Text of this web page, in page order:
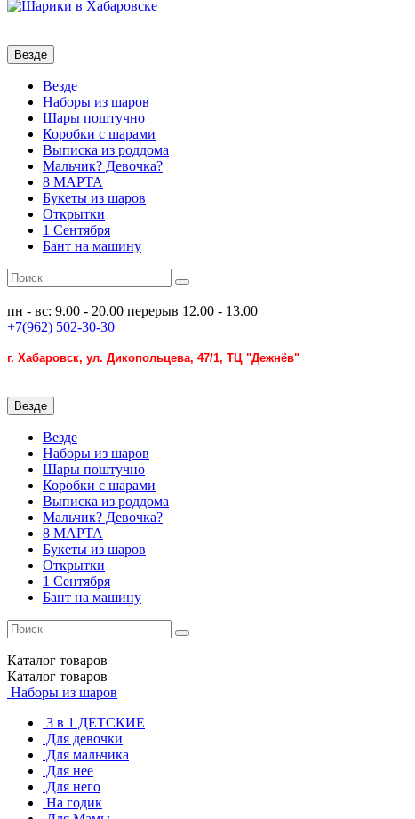
Везде
Везде
Наборы из шаров
Шары поштучно
Коробки с шарами
Выписка из роддома
Мальчик? Девочка?
8 МАРТА
Букеты из шаров
Открытки
1 Сентября
Бант на машину
пн - вс: 9.00 - 20.00 перерыв 12.00 - 13.00
+7(962) 502-30-30
г. Хабаровск, ул. Дикопольцева, 47/1, ТЦ "Дежнёв"
Везде
Везде
Наборы из шаров
Шары поштучно
Коробки с шарами
Выписка из роддома
Мальчик? Девочка?
8 МАРТА
Букеты из шаров
Открытки
1 Сентября
Бант на машину
Каталог товаров
Каталог товаров
Наборы из шаров
3 в 1 ДЕТСКИЕ
Для девочки
Для мальчика
Для нее
Для него
На годик